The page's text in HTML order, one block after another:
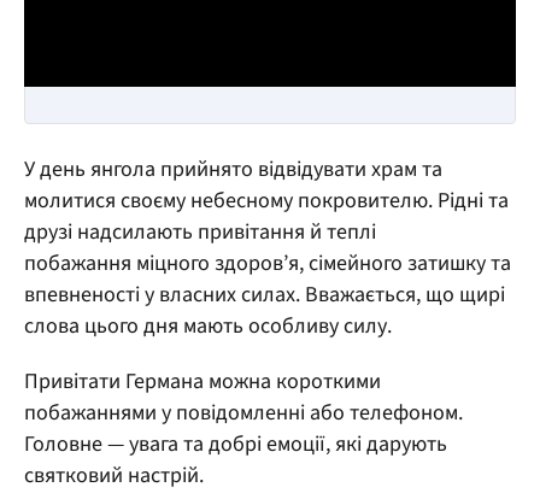
У день янгола прийнято відвідувати храм та
молитися своєму небесному покровителю. Рідні та
друзі надсилають привітання й теплі
побажання міцного здоров’я, сімейного затишку та
впевненості у власних силах. Вважається, що щирі
слова цього дня мають особливу силу.
Привітати Германа можна короткими
побажаннями у повідомленні або телефоном.
Головне — увага та добрі емоції, які дарують
святковий настрій.